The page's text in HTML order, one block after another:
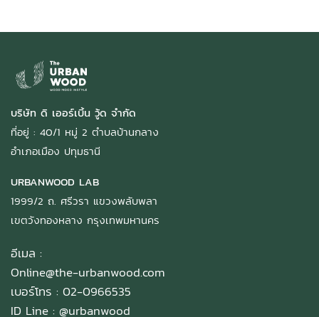
บริษัท ดิ เออร์เบิ้น วู้ด จำกัด
ที่อยู่ : 40/1 หมู่ 2 ตำบลบ้านกลาง
อำเภอเมือง ปทุมธานี
URBANWOOD LAB
1999/2 ถ. ศรีวรา แขวงพลับพลา
เขตวังทองหลาง กรุงเทพมหานคร
อีเมล :
Online@the-urbanwood.com
เบอร์โทร : 02-0966535
ID Line : @urbanwood